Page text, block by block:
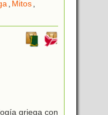
, Mitos,
griega con